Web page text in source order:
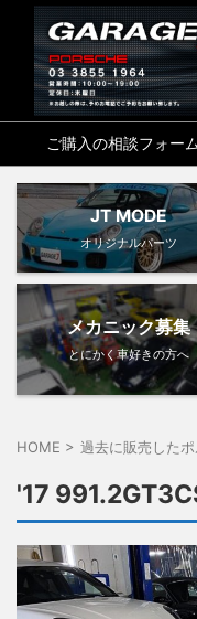
ご購入の相談フォー
JT MODE
オリジナルパーツ
メカニック募集
とにかく車好きの方へ
HOME > 過去に販売したポ
'17